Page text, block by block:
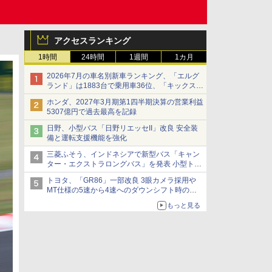
アクセスランキング
1時間 24時間 1週間 1カ月
2026年7月の車名別新車ランキング、「エルグ
ランド」は1883台で乗用車36位、「キックス」
は2591台で27位に
ホンダ、2027年3月期第1四半期決算の営業利益
5307億円で過去最高を記録
日野、小型バス「日野リエッセII」改良 安全装
備と運転支援機能を強化
三菱ふそう、インドネシアで新型バス「キャン
ター・エクストラロングバス」を発表 小型トラ
ックベースの観光・旅客輸送向けバス
トヨタ、「GR86」一部改良 3眼カメラ採用や
MT仕様の5速から4速へのダウンシフト時の操
もっと見る